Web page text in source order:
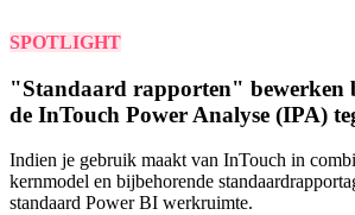
SPOTLIGHT
"Standaard rapporten" bewerken
de InTouch Power Analyse (IPA)
Indien je gebruik maakt van InTouch in
kernmodel en bijbehorende
standaard Power BI werkruimte.